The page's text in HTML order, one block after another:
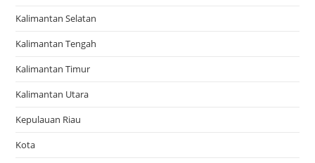
Kalimantan Selatan
Kalimantan Tengah
Kalimantan Timur
Kalimantan Utara
Kepulauan Riau
Kota